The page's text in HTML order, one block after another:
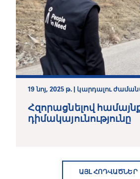
19 նոյ, 2025 թ. | կարդալու
Հզորացնելով
դիմակայունությունը
ԱՅԼ ՀՈԴՎԱԾՆԵՐ